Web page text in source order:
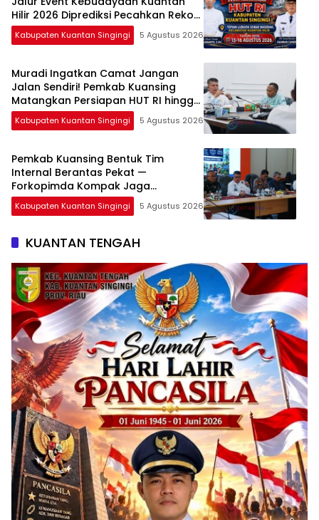
Hilir 2026 Diprediksi Pecahkan Rekor
Peserta
Kabupaten Kuantan Singingi 5 Agustus 2026
Muradi Ingatkan Camat Jangan
Jalan Sendiri! Pemkab Kuansing
Matangkan Persiapan HUT RI hingga
Pacu Jalur Nasional
Kabupaten Kuantan Singingi 5 Agustus 2026
Pemkab Kuansing Bentuk Tim
Internal Berantas Pekat —
Forkopimda Kompak Jaga
Keamanan Daerah
Kabupaten Kuantan Singingi 5 Agustus 2026
KUANTAN TENGAH